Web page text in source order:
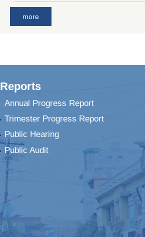
more
Reports
Annual Progress Report
Trimester Progress Report
Public Hearing
Public Audit